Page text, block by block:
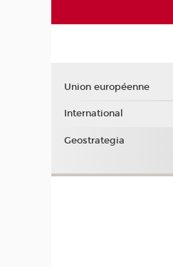
Union européenne
International
Geostrategia